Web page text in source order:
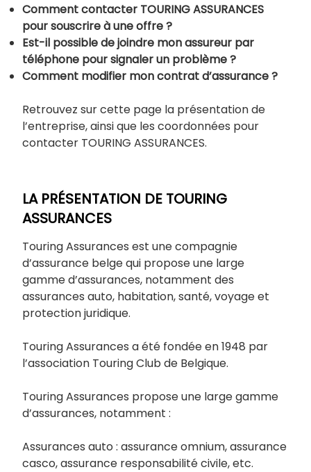
Comment contacter TOURING ASSURANCES
pour souscrire à une offre ?
Est-il possible de joindre mon assureur par
téléphone pour signaler un problème ?
Comment modifier mon contrat d’assurance ?
Retrouvez sur cette page la présentation de
l’entreprise, ainsi que les coordonnées pour
contacter TOURING ASSURANCES.
LA PRÉSENTATION DE TOURING
ASSURANCES
Touring Assurances est une compagnie
d’assurance belge qui propose une large
gamme d’assurances, notamment des
assurances auto, habitation, santé, voyage et
protection juridique.
Touring Assurances a été fondée en 1948 par
l’association Touring Club de Belgique.
Touring Assurances propose une large gamme
d’assurances, notamment :
Assurances auto : assurance omnium, assurance
casco, assurance responsabilité civile, etc.